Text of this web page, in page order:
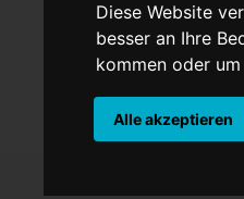
Diese Website
besser an Ihre
kommen oder
Alle akzeptieren
TopNews Politik